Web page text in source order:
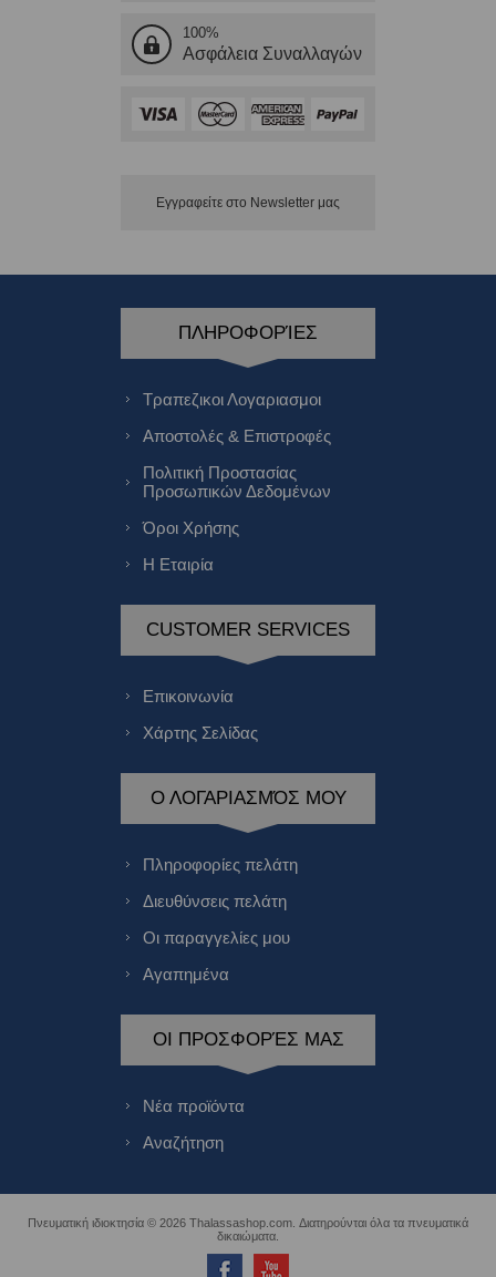
100%
Ασφάλεια Συναλλαγών
Εγγραφείτε στο Νewsletter μας
ΠΛΗΡΟΦΟΡΊΕΣ
Τραπεζικοι Λογαριασμοι
Αποστολές & Επιστροφές
Πολιτική Προστασίας
Προσωπικών Δεδομένων
Όροι Χρήσης
Η Εταιρία
CUSTOMER SERVICES
Επικοινωνία
Χάρτης Σελίδας
Ο ΛΟΓΑΡΙΑΣΜΌΣ ΜΟΥ
Πληροφορίες πελάτη
Διευθύνσεις πελάτη
Οι παραγγελίες μου
Αγαπημένα
ΟΙ ΠΡΟΣΦΟΡΈΣ ΜΑΣ
Νέα προϊόντα
Αναζήτηση
Πνευματική ιδιοκτησία © 2026 Thalassashop.com. Διατηρούνται όλα τα πνευματικά
δικαιώματα.